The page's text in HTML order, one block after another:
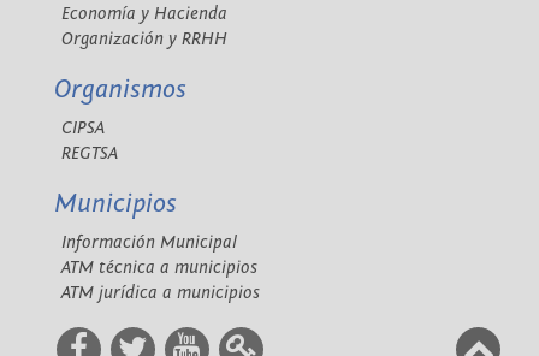
Economía y Hacienda
Organización y RRHH
Organismos
CIPSA
REGTSA
Municipios
Información Municipal
ATM técnica a municipios
ATM jurídica a municipios